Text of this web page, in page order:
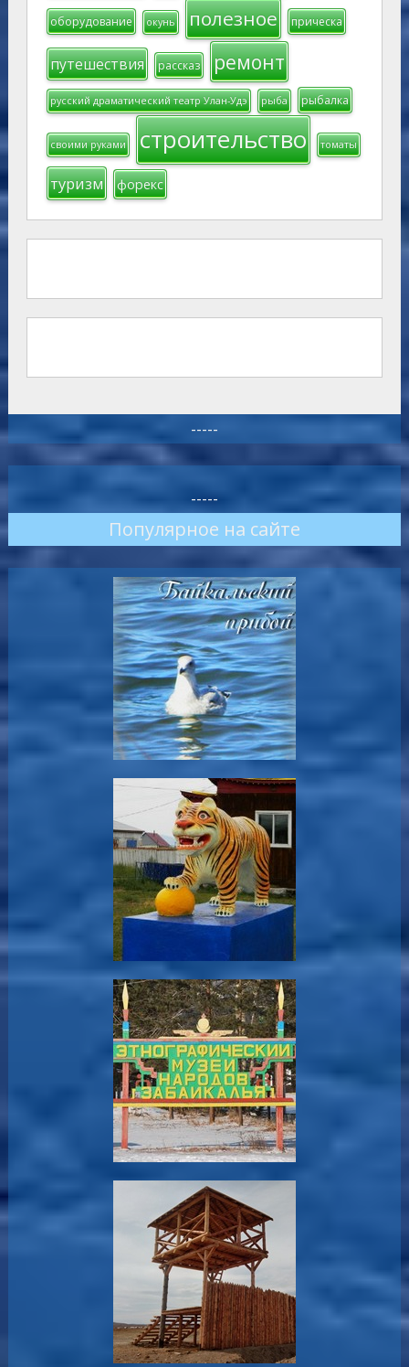
оборудование окунь полезное прическа
путешествия рассказ ремонт
русский драматический театр Улан-Удэ рыба рыбалка
своими руками строительство томаты
туризм форекс
-----
-----
Популярное на сайте